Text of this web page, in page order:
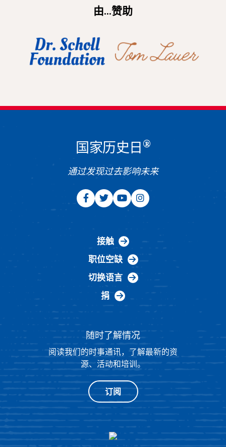
由...赞助
国家历史日 ®
通过发现过去影响未来
接触
职位空缺
切换语言
捐
随时了解情况
阅读我们的时事通讯，了解最新的资
源、活动和培训。
订阅